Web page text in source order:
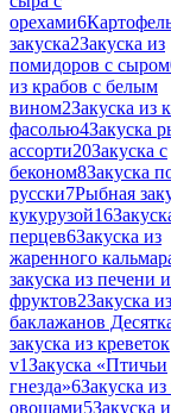
орехами6
закуска2Закуска из
помидоров с сыром
из крабов с белым
вином2Закуска из
фасолью4Закуска
ассорти20Закуска с
беконом8Закуска
русски7Рыбная
кукурузой16
перцев6Закуска из
жаренного
закуска из печени и
фруктов2Закуска из
баклажанов
закуска из креветок
v1Закуска «Птичьи
гнезда»6Закуска из
овощами5Закуска